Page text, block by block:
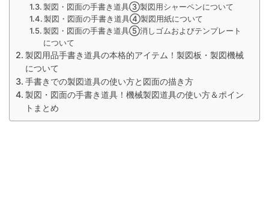
製図・図面の手書き道具③製図用シャーペンについて
製図・図面の手書き道具④製図用紙について
製図・図面の手書き道具⑤消しゴムおよびテンプレート
について
製図用品手書き道具の本格的アイテム！製図板・製図機械
について
手書きでの製図道具の使い方と図面の描き方
製図・図面の手書き道具！機械製図道具の使い方＆ポイン
トまとめ